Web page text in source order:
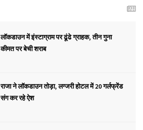
लॉकडाउन में इंस्टाग्राम पर ढूंढे ग्राहक, तीन गुना
कीमत पर बेची शराब
राजा ने लॉकडाउन तोड़ा, लग्जरी होटल में 20 गर्लफ्रेंड
संग कर रहे ऐश